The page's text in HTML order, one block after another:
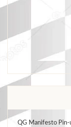
QG Manifesto Pin-